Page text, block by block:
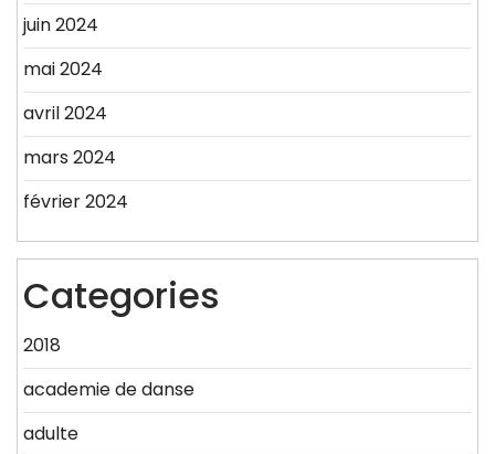
juin 2024
mai 2024
avril 2024
mars 2024
février 2024
Categories
2018
academie de danse
adulte